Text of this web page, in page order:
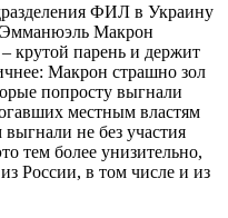
ФИЛ в Украину
Эмманюэль Макрон
крутой парень и держит
Макрон страшно зол
попросту выгнали
местным властям
не без участия
тем более унизительно,
России, в том числе и из